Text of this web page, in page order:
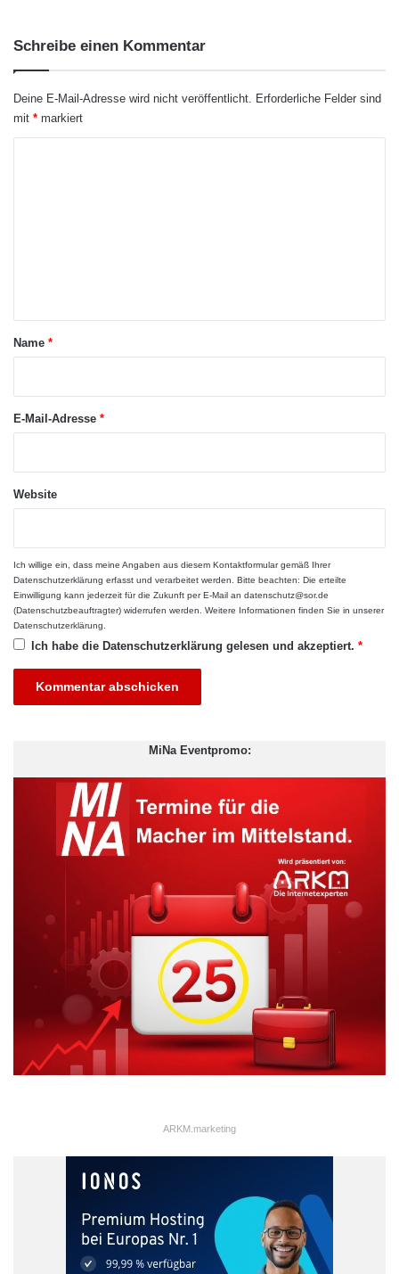
Angeboten entfällt, und auch die Dokumentation erfolgt
Verwaltungsaufwandund ermöglicht es, Ressourcen für andere
wichtige Aufgaben einzusetzen.
Zukunftsfähige
Kommunalfinanzierung durch
Digitalisierung
Die digitale Transformation der Kommunalfinanzierung ist mehr
Haushaltsmittel, steigender Investitionserfordernisse und
leistungsfähige Kommunen, ist es entscheidend, moderne
Instrumente zu nutzen.
Ein neuer Standard für die
Finanzierungsarbeit in
Kommunen
Die Digitalisierung eröffnet Kommunen neue Wege in der
Finanzierung. Plattformen wie komuno leisten einen wichtigen
Beitrag, indem sie Transparenz, Wettbewerb und Effizienz in die
kommunale Finanzpraxis bringen. Sie ermöglichen es Städten
und Gemeinden, ihre Finanzierungsvorhaben zukunftssicher,
marktorientiert und wirtschaftlich umzusetzen – ein wichtiger
Digitalisierung
Schreibe einen Kommentar
Deine E-Mail-Adresse wird nicht veröffentlicht.
Erforderliche Felder sind
mit * markiert
aName *
E-Mail-Adresse *
Website
Ich willige ein, dass meine Angaben aus diesem Kontaktformular gemäß Ihrer
Datenschutzerklärung erfasst und verarbeitet werden. Bitte beachten: Die erteilte
Einwilligung kann jederzeit für die Zukunft per E-Mail an datenschutz@sor.de
(Datenschutzbeauftragter) widerrufen werden. Weitere Informationen finden Sie in unserer
Datenschutzerklärung
Ich habe die Datenschutzerklärung gelesen und akzeptiert. *
MiNa Eventpromo:
ARKM.marketing